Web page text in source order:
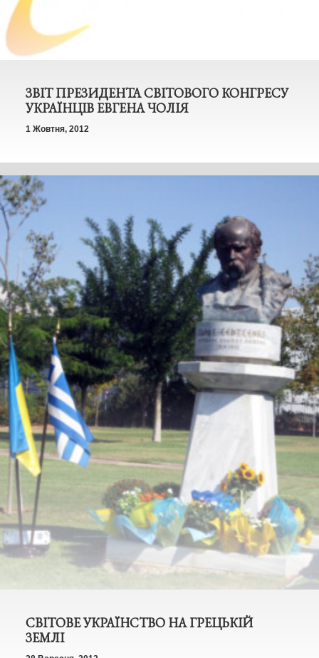
ЗВІТ ПРЕЗИДЕНТА СВІТОВОГО КОНГРЕСУ
УКРАЇНЦІВ ЕВГЕНА ЧОЛІЯ
1 Жовтня, 2012
СВІТОВЕ УКРАЇНСТВО НА ГРЕЦЬКІЙ
ЗЕМЛІ